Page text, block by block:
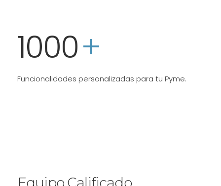
1000+
Funcionalidades personalizadas para tu Pyme.
Equipo Calificado